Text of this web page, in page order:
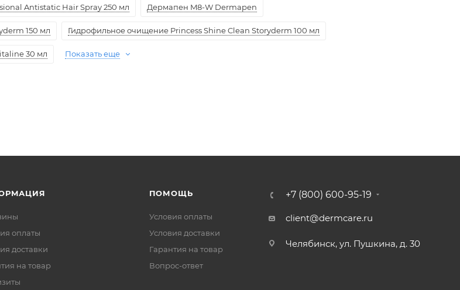
Antistatic Hair Spray 250 мл Дермапен M8-W Dermapen
150 мл Гидрофильное очищение Princess Shine Clean Storyderm 100 мл
30 мл Показать еще
оплаты
доставки
на товар
ПОМОЩЬ
Условия оплаты
Условия доставки
Гарантия на товар
Вопрос-ответ
+7 (800) 600-95-19
client@dermcare.ru
Челябинск, ул. Пушкина, д. 30